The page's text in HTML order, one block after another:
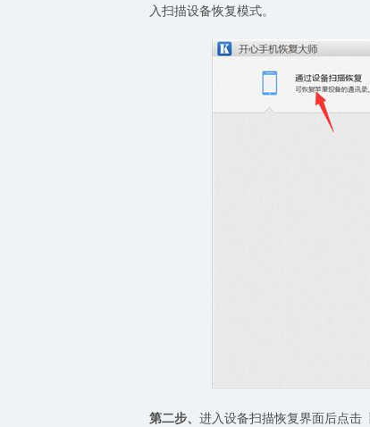
入扫描设备恢复模式。
第二步、 进入设备扫描恢复界面后点击